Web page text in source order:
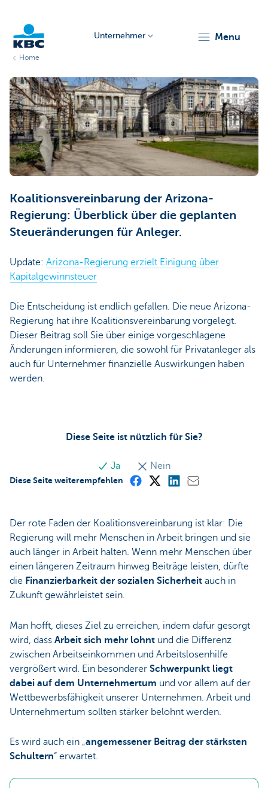
Unternehmer
Unternehmer menu
Home
Koalitionsvereinbarung der Arizona-
Regierung: Überblick über die geplanten
Steueränderungen für Anleger.
Update: Arizona-Regierung erzielt Einigung über
Kapitalgewinnsteuer
Die Entscheidung ist endlich gefallen. Die neue Arizona-
Regierung hat ihre Koalitionsvereinbarung vorgelegt.
Dieser Beitrag soll Sie über einige vorgeschlagene
Änderungen informieren, die sowohl für Privatanleger als
auch für Unternehmer finanzielle Auswirkungen haben
werden.
Diese Seite ist nützlich für Sie?
Ja Nein
Diese Seite weiterempfehlen
Der rote Faden der Koalitionsvereinbarung ist klar: Die
Regierung will mehr Menschen in Arbeit bringen und sie
auch länger in Arbeit halten. Wenn mehr Menschen über
einen längeren Zeitraum hinweg Beiträge leisten, dürfte
die Finanzierbarkeit der sozialen Sicherheit auch in
Zukunft gewährleistet sein.
Man hofft, dieses Ziel zu erreichen, indem dafür gesorgt
wird, dass Arbeit sich mehr lohnt und die Differenz
zwischen Arbeitseinkommen und Arbeitslosenhilfe
vergrößert wird. Ein besonderer Schwerpunkt liegt
dabei auf dem Unternehmertum und vor allem auf der
Wettbewerbsfähigkeit unserer Unternehmen. Arbeit und
Unternehmertum sollten stärker belohnt werden.
Es wird auch ein „angemessener Beitrag der stärksten
Schultern“ erwartet.